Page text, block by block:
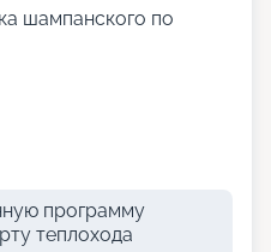
шампанского по
программу
теплохода